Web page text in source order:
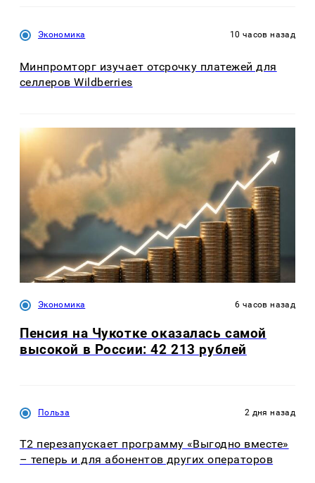
Экономика 10 часов назад
Минпромторг изучает отсрочку платежей для
селлеров Wildberries
Экономика 6 часов назад
Пенсия на Чукотке оказалась самой
высокой в России: 42 213 рублей
Польза 2 дня назад
Т2 перезапускает программу «Выгодно вместе»
– теперь и для абонентов других операторов